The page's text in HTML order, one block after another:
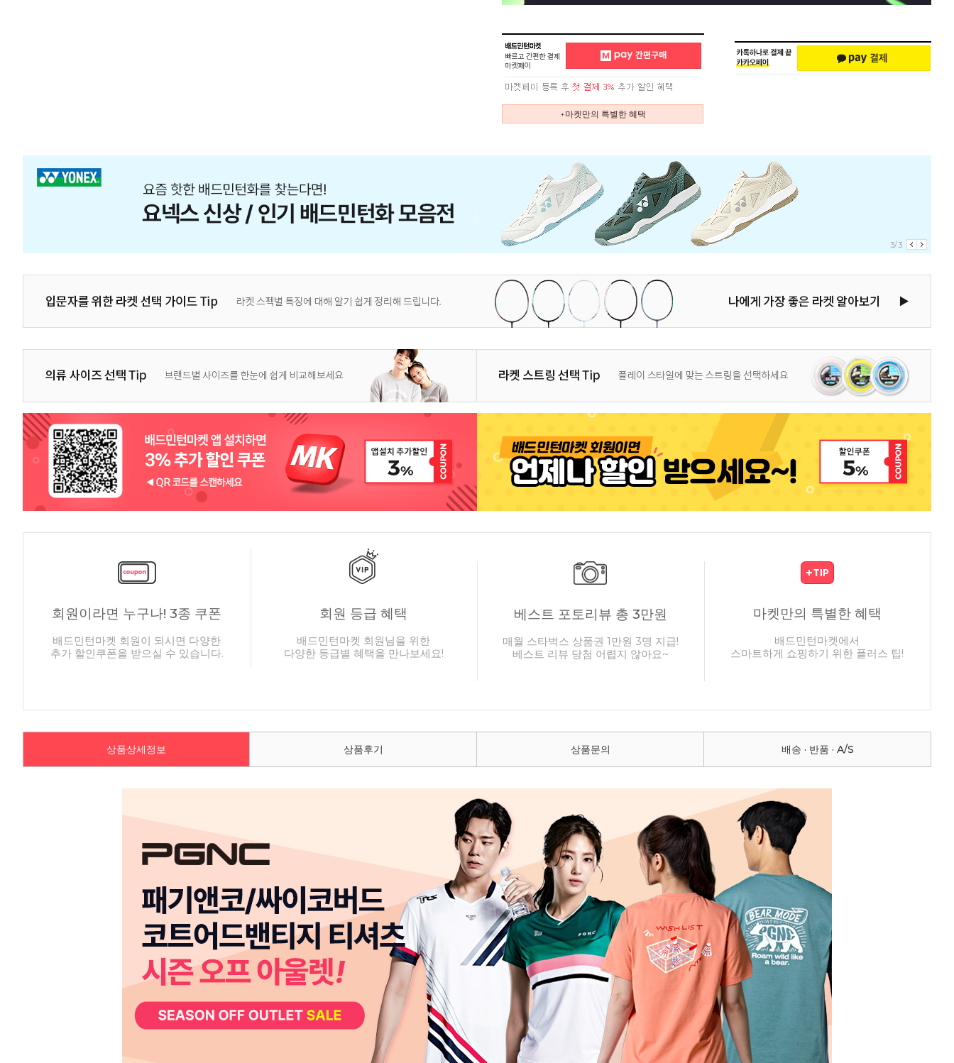
+마켓만의 특별한 혜택
3/3
회원이라면 누구나! 3종 쿠폰
배드민턴마켓 회원이 되시면 다양한
추가 할인쿠폰을 받으실 수 있습니다.
회원 등급 혜택
배드민턴마켓 회원님을 위한
다양한 등급별 혜택을 만나보세요!
베스트 포토리뷰 총 3만원
매월 스타벅스 상품권 1만원 3명 지급!
베스트 리뷰 당첨 어렵지 않아요~
마켓만의 특별한 혜택
배드민턴마켓에서
스마트하게 쇼핑하기 위한 플러스 팁!
상품상세정보 상품후기 상품문의 배송 · 반품 · A/S